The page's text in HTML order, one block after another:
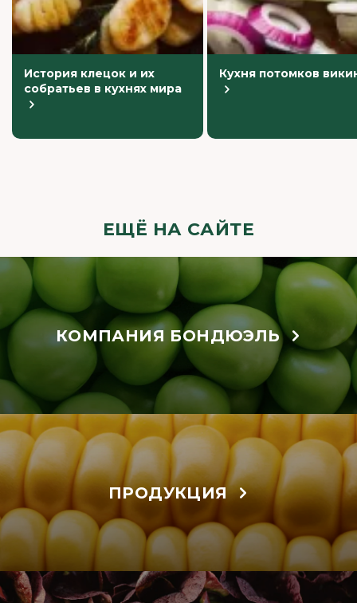
История клецок и их
собратьев в кухнях мира
Кухня потомков
ЕЩЁ НА САЙТЕ
КОМПАНИЯ БОНДЮЭЛЬ
ПРОДУКЦИЯ